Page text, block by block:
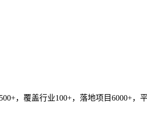
，覆盖行业100+，落地项目6000+，